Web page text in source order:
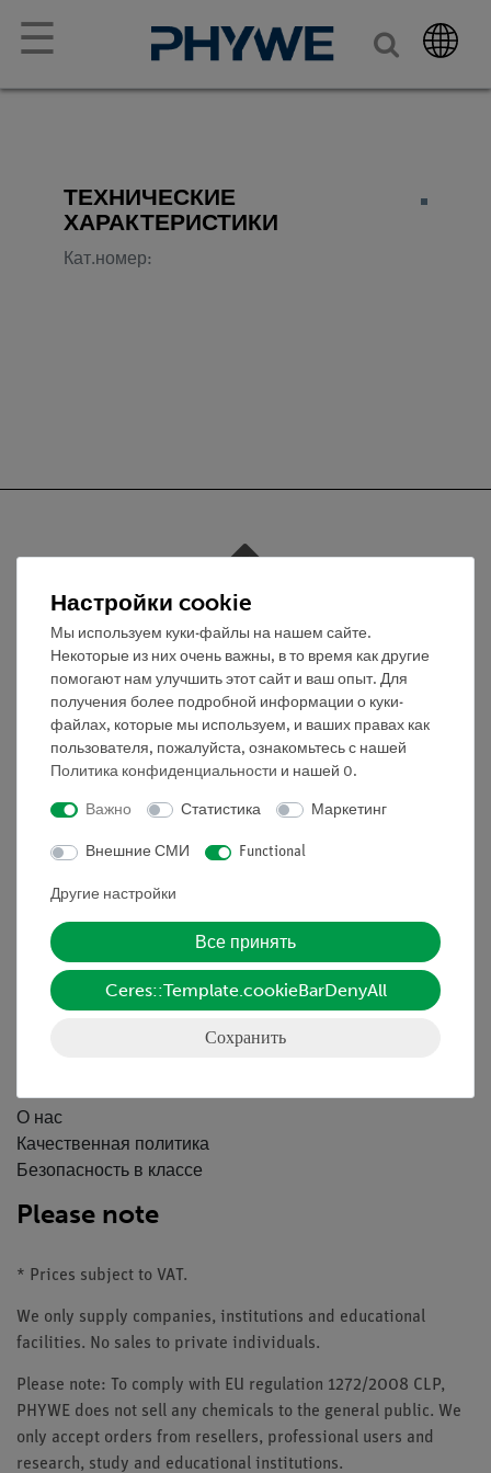
☰
ТЕХНИЧЕСКИЕ
ХАРАКТЕРИСТИКИ
Кат.номер:
Nach oben
Информация
Контактное лицо
Условия сотрудничества
Декларация о конфиденциальности
Вводные данные
Обслуживание
Скачать
Каталоги
Вебинары и Видео
Связаться со службой поддержки клиентов
О нас
Качественная политика
Безопасность в классе
Please note
* Prices subject to VAT.
We only supply companies, institutions and educational
facilities. No sales to private individuals.
Please note: To comply with EU regulation 1272/2008 CLP,
PHYWE does not sell any chemicals to the general public. We
only accept orders from resellers, professional users and
research, study and educational institutions.
Настройки cookie
Мы используем куки-файлы на нашем сайте.
Некоторые из них очень важны, в то время как другие
помогают нам улучшить этот сайт и ваш опыт. Для
получения более подробной информации о куки-
файлах, которые мы используем, и ваших правах как
пользователя, пожалуйста, ознакомьтесь с нашей
Политика конфиденциальности и нашей 0.
Важно Статистика Маркетинг
Внешние СМИ Functional
Другие настройки
Все принять
Ceres::Template.cookieBarDenyAll
Сохранить